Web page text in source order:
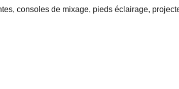
consoles de mixage, pieds éclairage,